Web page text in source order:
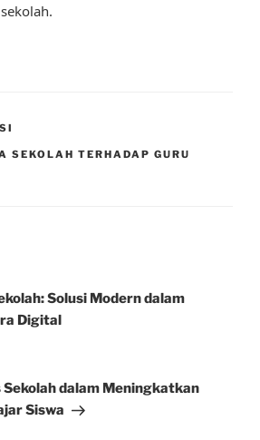
SEKOLAH TERHADAP GURU
Solusi Modern dalam
Digital
Sekolah dalam Meningkatkan
Siswa